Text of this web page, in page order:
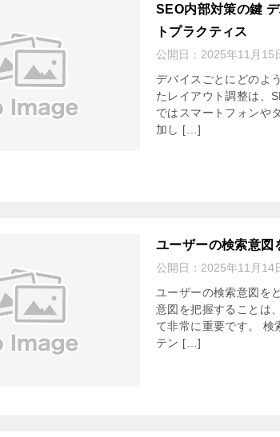
SEO内部対策の鍵
トプラクティス
公開日： 2025年11月15
デバイスごとにどのよ
たレイアウト調整は、
ではスマートフォンや
加し […]
ユーザーの検索意図
公開日： 2025年11月14
ユーザーの検索意図を
意図を把握することは
て非常に重要です。 検
テン […]